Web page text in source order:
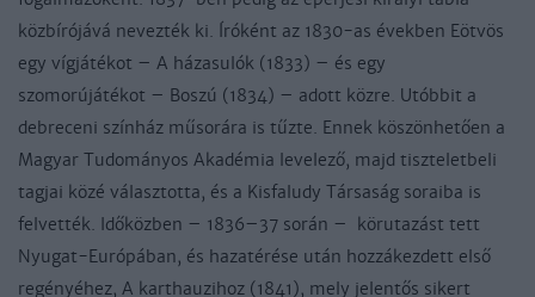
közbírójává nevezték ki. Íróként az 1830-as években Eötvös
egy vígjátékot – A házasulók (1833) – és egy
szomorújátékot – Boszú (1834) – adott közre. Utóbbit a
debreceni színház műsorára is tűzte. Ennek köszönhetően a
Magyar Tudományos Akadémia levelező, majd tiszteletbeli
tagjai közé választotta, és a Kisfaludy Társaság soraiba is
felvették. Időközben – 1836–37 során – körutazást tett
Nyugat-Európában, és hazatérése után hozzákezdett első
regényéhez, A karthauzihoz (1841), mely jelentős sikert